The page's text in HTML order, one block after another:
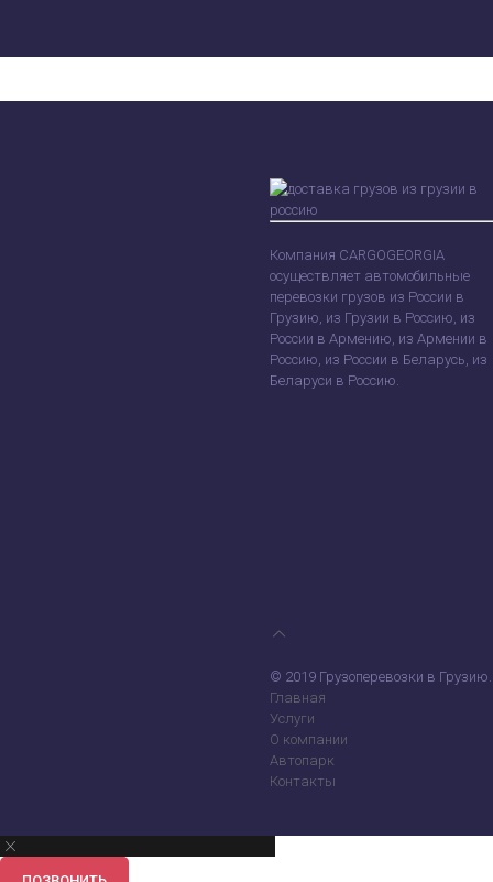
Компания CARGOGEORGIA
осуществляет автомобильные
перевозки грузов из России в
Грузию, из Грузии в Россию, из
России в Армению, из Армении в
Россию, из России в Беларусь, из
Беларуси в Россию.
© 2019 Грузоперевозки в Грузию.
Главная
Услуги
О компании
Автопарк
Контакты